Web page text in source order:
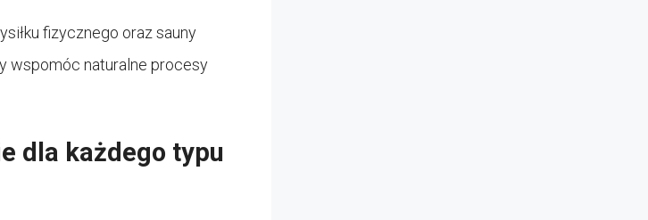
fizycznego oraz sauny
wspomóc naturalne procesy
dla każdego typu